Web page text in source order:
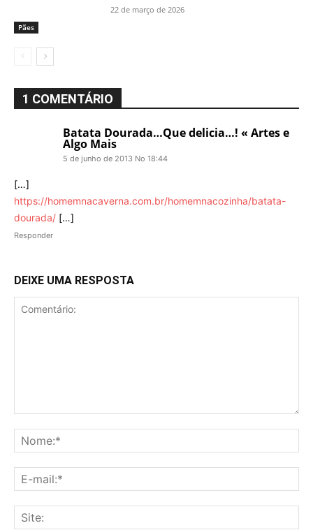
Pães
22 de março de 2026
1 COMENTÁRIO
Batata Dourada…Que delicia…! « Artes e
Algo Mais
5 de junho de 2013 No 18:44
[…]
https://homemnacaverna.com.br/homemnacozinha/batata-
dourada/ […]
Responder
DEIXE UMA RESPOSTA